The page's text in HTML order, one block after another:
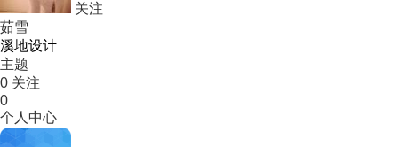
关注
茹雪
溪地设计
主题
0 关注
0
个人中心